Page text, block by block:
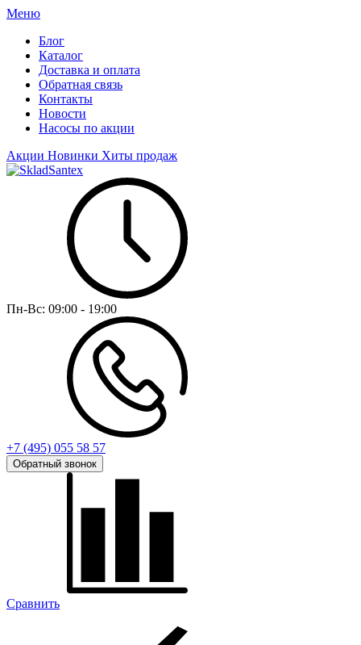
Меню
Блог
Каталог
Доставка и оплата
Обратная связь
Контакты
Новости
Насосы по акции
Акции Новинки Хиты продаж
Пн-Вс: 09:00 - 19:00
+7 (495) 055 58 57
Обратный звонок
Сравнить